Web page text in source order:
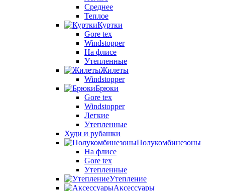
Среднее
Теплое
Куртки
Gore tex
Windstopper
На флисе
Утепленные
Жилеты
Windstopper
Брюки
Gore tex
Windstopper
Легкие
Утепленные
Худи и рубашки
Полукомбинезоны
На флисе
Gore tex
Утепленные
Утепление
Аксессуары